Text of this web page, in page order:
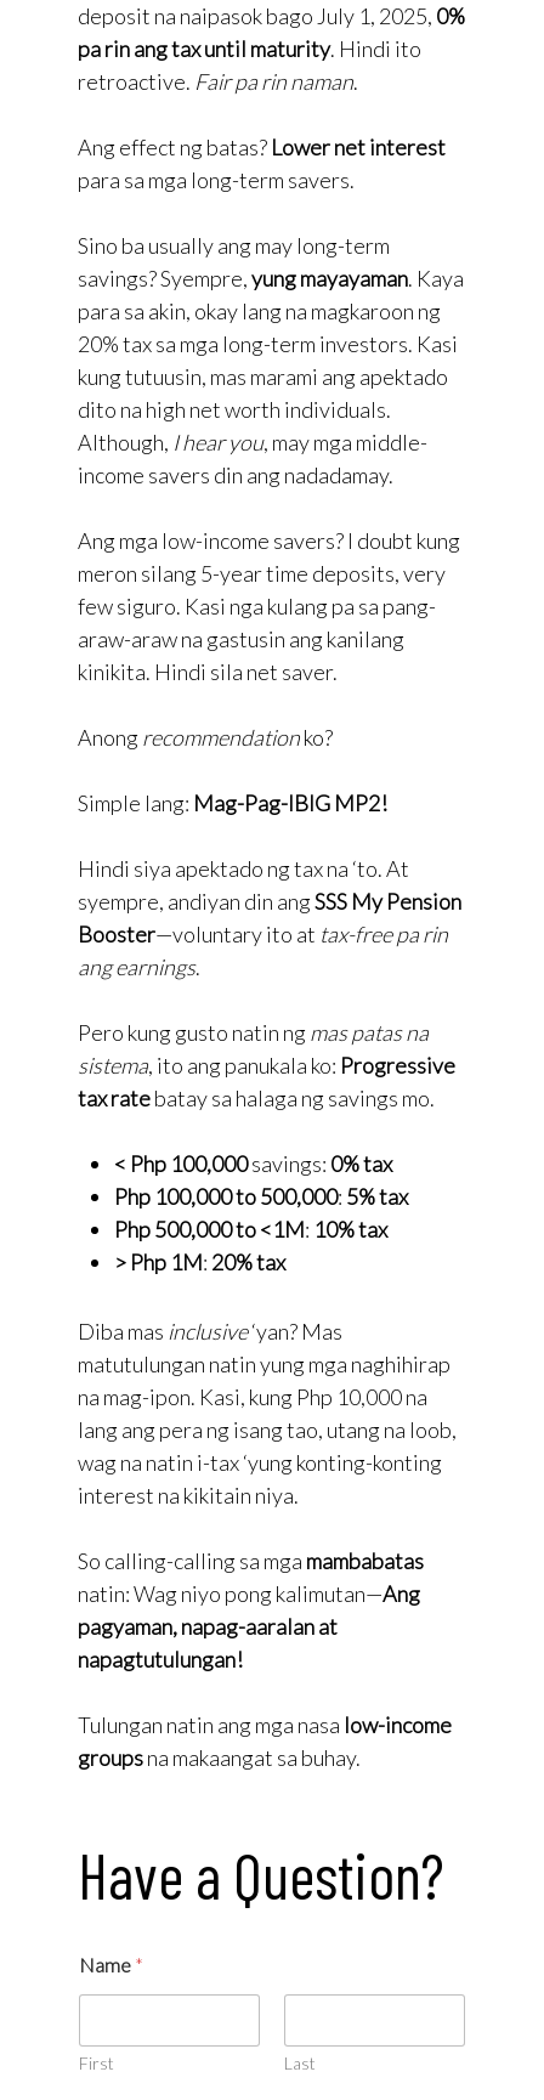
deposit na naipasok bago July 1, 2025, 0%
pa rin ang tax until maturity. Hindi ito
retroactive. Fair pa rin naman.
Ang effect ng batas? Lower net interest
para sa mga long-term savers.
Sino ba usually ang may long-term
savings? Syempre,yung mayayaman. Kaya
para sa akin, okay lang na magkaroon ng
20% tax sa mga long-term investors. Kasi
kung tutuusin, mas marami ang apektado
dito na high net worth individuals.
Although, I hear you, may mga middle-
income savers din ang nadadamay.
Ang mga low-income savers? I doubt kung
meron silang 5-year time deposits, very
few siguro. Kasi nga kulang pa sa pang-
araw-araw na gastusin ang kanilang
kinikita. Hindi sila net saver.
Anongrecommendationko?
Simple lang: Mag-Pag-IBIG MP2!
Hindi siya apektado ng tax na ‘to. At
syempre, andiyan din angSSS My Pension
Booster—voluntary ito at tax-free pa rin
ang earnings.
Pero kung gusto natin ngmas patas na
sistema, ito ang panukala ko: Progressive
tax ratebatay sa halaga ng savings mo.
< Php 100,000savings: 0% tax
Php 100,000 to 500,000: 5% tax
Php 500,000 to <1M: 10% tax
> Php 1M: 20% tax
Diba mas inclusive‘yan? Mas
matutulungan natin yung mga naghihirap
na mag-ipon. Kasi, kung Php 10,000 na
lang ang pera ng isang tao, utang na loob,
wag na natin i-tax ‘yung konting-konting
interest na kikitain niya.
So calling-calling sa mga mambabatas
natin: Wag niyo pong kalimutan—Ang
pagyaman, napag-aaralan at
napagtutulungan!
Tulungan natin ang mga nasa low-income
groupsna makaangat sa buhay.
Have a Question?
Name *
First Last